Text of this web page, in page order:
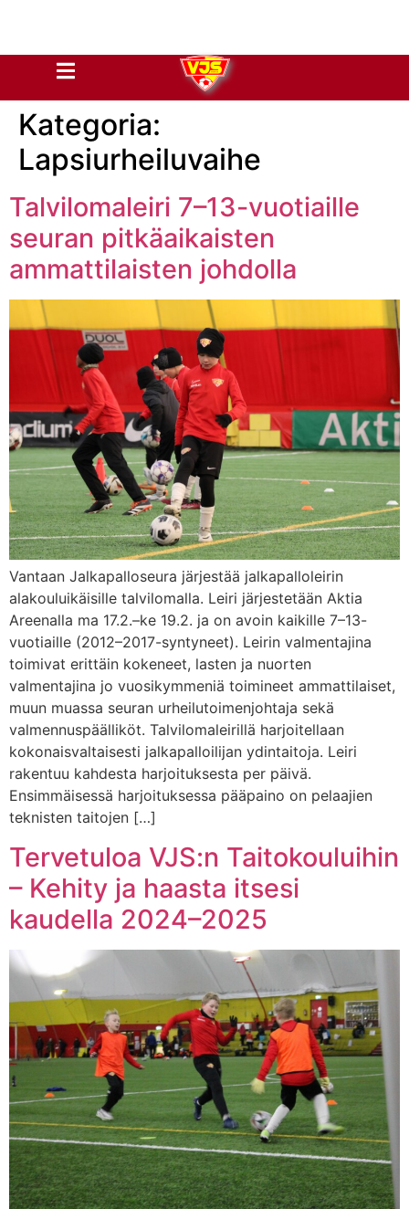
Kategoria:
Lapsiurheiluvaihe
Talvilomaleiri 7–13-vuotiaille
seuran pitkäaikaisten
ammattilaisten johdolla
Vantaan Jalkapalloseura järjestää jalkapalloleirin
alakouluikäisille talvilomalla. Leiri järjestetään Aktia
Areenalla ma 17.2.–ke 19.2. ja on avoin kaikille 7–13-
vuotiaille (2012–2017-syntyneet). Leirin valmentajina
toimivat erittäin kokeneet, lasten ja nuorten
valmentajina jo vuosikymmeniä toimineet ammattilaiset,
muun muassa seuran urheilutoimenjohtaja sekä
valmennuspäälliköt. Talvilomaleirillä harjoitellaan
kokonaisvaltaisesti jalkapalloilijan ydintaitoja. Leiri
rakentuu kahdesta harjoituksesta per päivä.
Ensimmäisessä harjoituksessa pääpaino on pelaajien
teknisten taitojen […]
Tervetuloa VJS:n Taitokouluihin
– Kehity ja haasta itsesi
kaudella 2024–2025